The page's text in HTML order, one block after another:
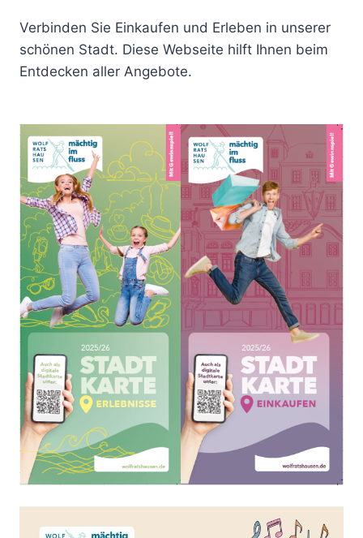
Verbinden Sie Einkaufen und Erleben in unserer
schönen Stadt. Diese Webseite hilft Ihnen beim
Entdecken aller Angebote.